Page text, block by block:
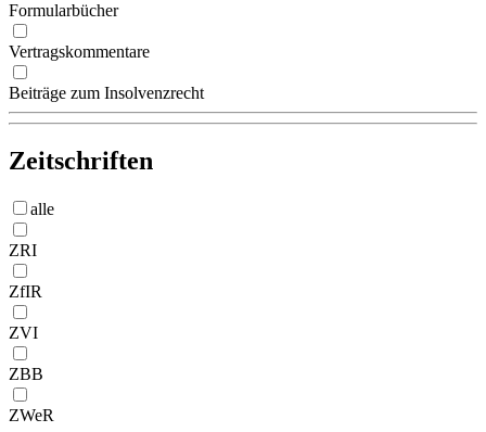
Formularbücher
Vertragskommentare
Beiträge zum Insolvenzrecht
Zeitschriften
alle
ZRI
ZfIR
ZVI
ZBB
ZWeR